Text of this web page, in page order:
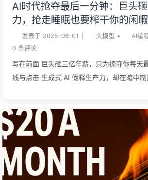
企业将AI智能体实施视为组织转型，而不仅
建立明确的治理框架，投资于员工培训，并
决策速度与准确性定性改进的测量系统。 AI
从未如此强大。实施智能工作流自动化的组织
升3...
AI时代抢夺最后一分钟：巨头
力，抢走睡眠也要榨干你的闲
主，数字帝国无情定价你的专
慢学AI165
发表于 2025-08-01 大模型 • AI编
0 条评论
写在前面 巨头砸三亿年薪，只为掠夺你每天
线与点击 生成式 AI 假释生产力，却在暗中
空之下 若不先给自己的时间定价，巨头就按
梦想同行吧 总览过去十五年，互联网商业逻辑从「杀时间」升级
到「造时间」：移动端与短视频把碎片时段
又要填满被效率工具释放出的空白。巨头们之
员砸出 3 亿美元级薪酬，并疯狂囤算力，背